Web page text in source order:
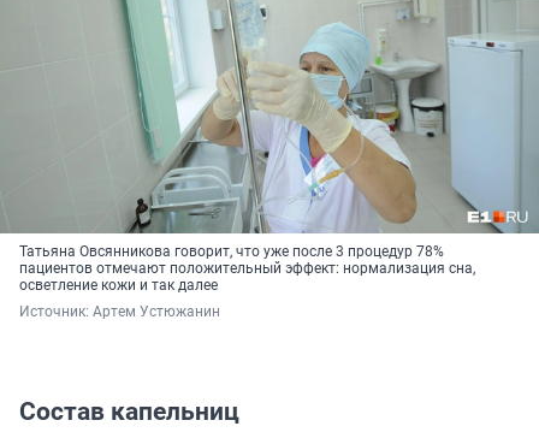
Татьяна Овсянникова говорит, что уже после 3 процедур 78%
пациентов отмечают положительный эффект: нормализация сна,
осветление кожи и так далее
Источник: Артем Устюжанин
Состав капельниц